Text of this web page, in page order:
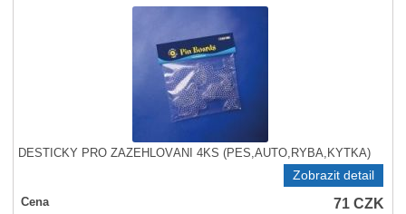
DESTIČKY PRO ZAŽEHLOVÁNÍ 4KS (PES,AUTO,RYBA,KYTKA)
Zobrazit detail
Cena 71CZK